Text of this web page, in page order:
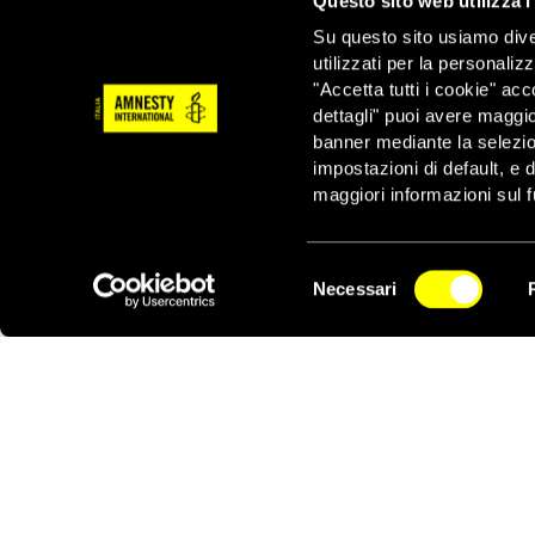
Su questo sito usiamo
utilizzati per la
"Accetta tutti i cookie"
dettagli" puoi avere
banner mediante la
impostazioni di default, e
maggiori informazioni sul
del
Necessari
Dal 2021 , quando
umanitaria, politica
significativa del
una di queste bande
raggiunto livelli
e ragazze e lo
Amnesty
incontro alla crisi da
rispetto al genere,
ulteriori azioni che
Amnesty
NEWSLETTER